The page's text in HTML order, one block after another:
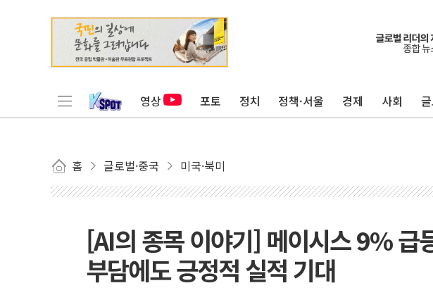
영상 포토 정치 정책·서울 경제 사회
홈 글로벌·중국 미국·북미
[AI의 종목 이야기] 메이시스 9% 급
부담에도 긍정적 실적 기대